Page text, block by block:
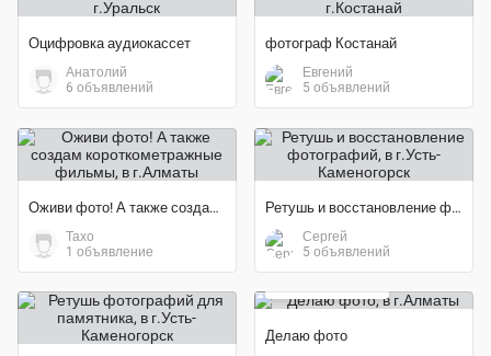
Оцифровка аудиокассет
Анатолий
6 объявлений
фотограф Костанай
Евгений
5 объявлений
Оживи фото! А также создам короткометражные фильмы
Тахо
1 объявление
Ретушь и восстановление фотографий
Сергей
5 объявлений
Делаю фото